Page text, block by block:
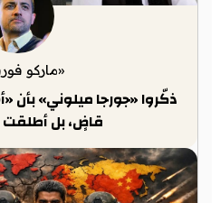
«ماركو
ذكّروا «جورجا ميلوني» بأن
قاضٍ، بل